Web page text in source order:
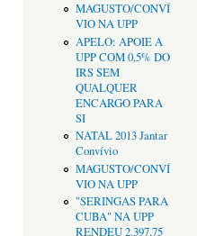
MAGUSTO/CONVÍ
VIO NA UPP
APELO: APOIE A
UPP COM 0,5% DO
IRS SEM
QUALQUER
ENCARGO PARA
SI
NATAL 2013 Jantar
Convívio
MAGUSTO/CONVÍ
VIO NA UPP
"SERINGAS PARA
CUBA" NA UPP
RENDEU 2.397,75